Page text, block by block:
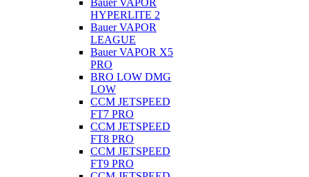
Bauer VAPOR
HYPERLITE 2
Bauer VAPOR
LEAGUE
Bauer VAPOR X5
PRO
BRO LOW DMG
LOW
CCM JETSPEED
FT7 PRO
CCM JETSPEED
FT8 PRO
CCM JETSPEED
FT9 PRO